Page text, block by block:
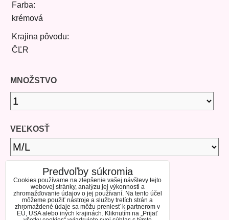
Farba:
krémová
Krajina pôvodu:
ČĽR
MNOŽSTVO
VEĽKOSŤ
DOSTUPNOSŤ
SKLADOM
Predvoľby súkromia
Cookies používame na zlepšenie vašej návštevy tejto
webovej stránky, analýzu jej výkonnosti a
zhromažďovanie údajov o jej používaní. Na tento účel
môžeme použiť nástroje a služby tretích strán a
zhromaždené údaje sa môžu preniesť k partnerom v
EÚ, USA alebo iných krajinách. Kliknutím na „Prijať